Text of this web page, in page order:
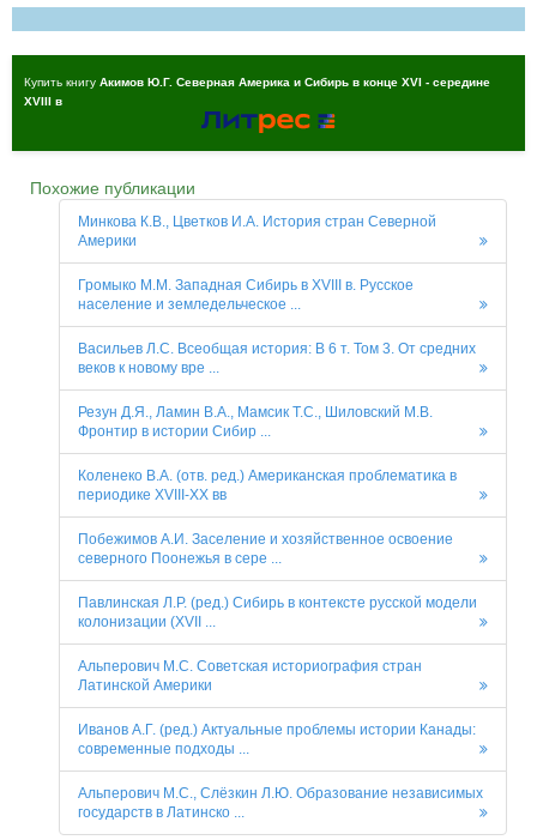
Купить книгу Акимов Ю.Г. Северная Америка и Сибирь в конце XVI - середине
XVIII в
Похожие публикации
Минкова К.В., Цветков И.А. История стран Северной
Америки
Громыко М.М. Западная Сибирь в XVIII в. Русское
население и земледельческое ...
Васильев Л.С. Всеобщая история: В 6 т. Том 3. От средних
веков к новому вре ...
Резун Д.Я., Ламин В.А., Мамсик Т.С., Шиловский М.В.
Фронтир в истории Сибир ...
Коленеко В.А. (отв. ред.) Американская проблематика в
периодике XVIII-XX вв
Побежимов А.И. Заселение и хозяйственное освоение
северного Поонежья в сере ...
Павлинская Л.Р. (ред.) Сибирь в контексте русской модели
колонизации (XVII ...
Альперович М.С. Советская историография стран
Латинской Америки
Иванов А.Г. (ред.) Актуальные проблемы истории Канады:
современные подходы ...
Альперович М.С., Слёзкин Л.Ю. Образование независимых
государств в Латинско ...